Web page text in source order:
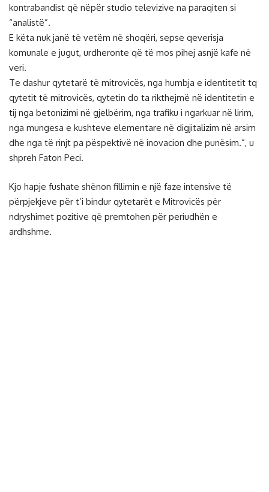
kontrabandist që nëpër studio televizive na paraqiten si
“analistë”.
E këta nuk janë të vetëm në shoqëri, sepse qeverisja
komunale e jugut, urdheronte që të mos pihej asnjë kafe në
veri.
Te dashur qytetarë të mitrovicës, nga humbja e identitetit tq
qytetit të mitrovicës, qytetin do ta rikthejmë në identitetin e
tij nga betonizimi në gjelbërim, nga trafiku i ngarkuar në lirim,
nga mungesa e kushteve elementare në digjitalizim në arsim
dhe nga të rinjt pa pëspektivë në inovacion dhe punësim.”, u
shpreh Faton Peci.
Kjo hapje fushate shënon fillimin e një faze intensive të
përpjekjeve për t’i bindur qytetarët e Mitrovicës për
ndryshimet pozitive që premtohen për periudhën e
ardhshme.